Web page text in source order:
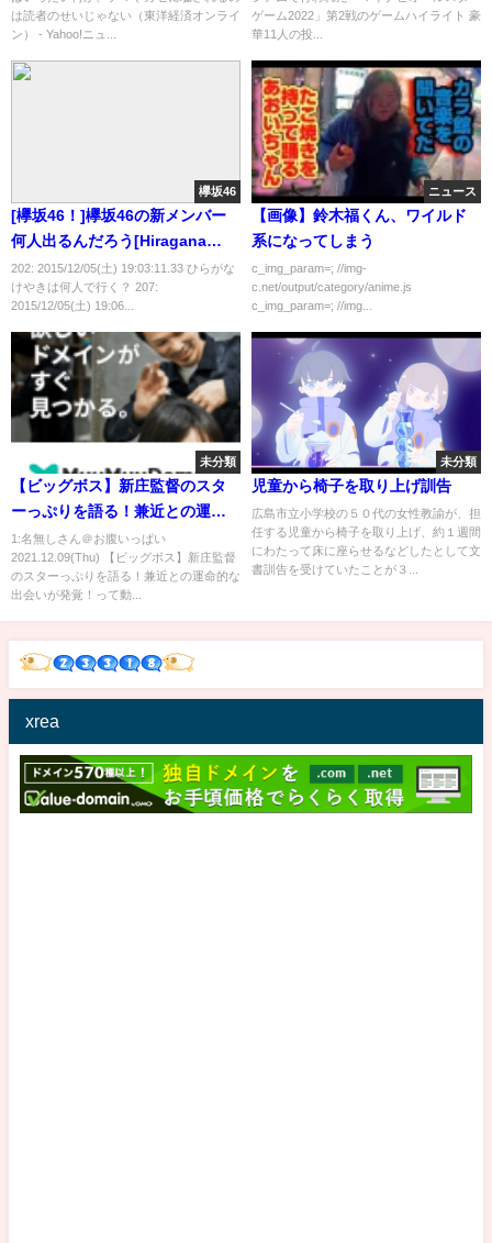
イン） - Yahoo!ニュース
は読者のせいじゃない（東洋経済オンライ
ン） - Yahoo!ニュ...
ゲーム2022」第2戦のゲームハイライト 豪
華11人の投...
欅坂46
[欅坂46！]欅坂46の新メンバー
何人出るんだろう[Hiragana
Keyaki]
202: 2015/12/05(土) 19:03:11.33 ひらがな
けやきは何人で行く？ 207:
2015/12/05(土) 19:06...
ニュース
【画像】鈴木福くん、ワイルド
系になってしまう
c_img_param=; //img-
c.net/output/category/anime.js
c_img_param=; //img...
未分類
【ビッグボス】新庄監督のスタ
ーっぷりを語る！兼近との運命
的な出会いが発覚！
1:名無しさん＠お腹いっぱい
2021.12.09(Thu) 【ビッグボス】新庄監督
のスターっぷりを語る！兼近との運命的な
出会いが発覚！って動...
未分類
児童から椅子を取り上げ訓告
広島市立小学校の５０代の女性教諭が、担
任する児童から椅子を取り上げ、約１週間
にわたって床に座らせるなどしたとして文
書訓告を受けていたことが３...
xrea